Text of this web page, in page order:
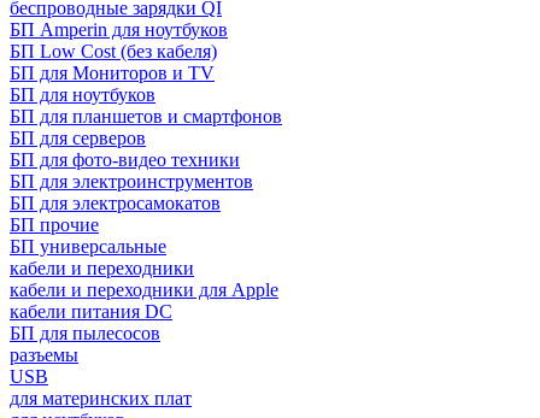
беспроводные зарядки QI
БП Amperin для ноутбуков
БП Low Cost (без кабеля)
БП для Мониторов и TV
БП для ноутбуков
БП для планшетов и смартфонов
БП для серверов
БП для фото-видео техники
БП для электроинструментов
БП для электросамокатов
БП прочие
БП универсальные
кабели и переходники
кабели и переходники для Apple
кабели питания DC
БП для пылесосов
разъемы
USB
для материнских плат